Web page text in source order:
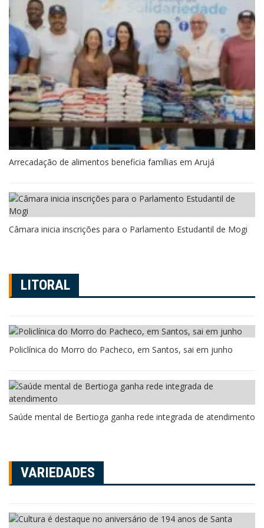
Arrecadação de alimentos beneficia famílias em Arujá
Câmara inicia inscrições para o Parlamento Estudantil de Mogi
LITORAL
Policlínica do Morro do Pacheco, em Santos, sai em junho
Saúde mental de Bertioga ganha rede integrada de atendimento
VARIEDADES